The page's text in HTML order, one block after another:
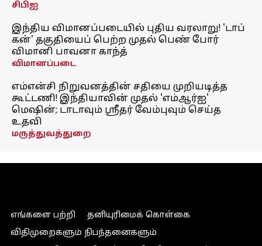
சிபிஐ
இந்திய விமானப்படையில் புதிய வரலாறு! 'டாப்
கன்' தகுதியைப் பெற்ற முதல் பெண் போர்
விமானி பாவனா காந்த்
விமானப்படை
எம்என்சி நிறுவனத்தின் சதியை முறியடித்த
கூட்டணி! இந்தியாவின் முதல் 'எம்ஆர்ஐ'
மெஷின்; டாடாவும் ஸ்ரீதர் வேம்புவும் செய்த
உதவி
மருத்துவத்துறை
எங்களை பற்றி
தனியுரிமைக் கொள்கை
விதிமுறைகளும் நிபந்தனைகளும்